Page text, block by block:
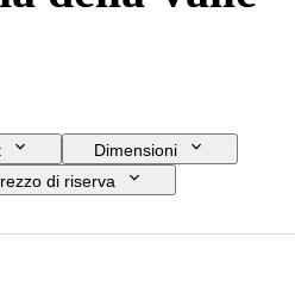
Dimensioni
di riserva